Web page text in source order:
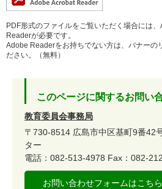
PDF形式のファイルをご覧いただく場合には
Readerが必要です。
Adobe Readerをお持ちでない方は、バナーの
ださい。（無料）
このページに関するお問い
教育委員会事務局
〒730-8514 広島市中区基町9番42
ター
電話：082-513-4978 Fax：082-
お問い合わせフォームはこち